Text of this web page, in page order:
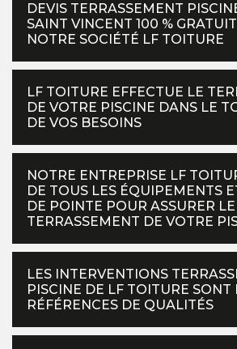
DEVIS TERRASSEMENT
SAINT VINCENT 100 %
NOTRE SOCIÉTÉ LF TOITURE
LF TOITURE EFFECTUE LE
DE VOTRE PISCINE DANS LE
DE VOS BESOINS
NOTRE ENTREPRISE LF
DE TOUS LES ÉQUIPEMENTS
DE POINTE POUR ASSURER LE
TERRASSEMENT DE VOTRE
LES INTERVENTIONS
PISCINE DE LF TOITURE SONT
RÉFÉRENCES DE QUALITÉS